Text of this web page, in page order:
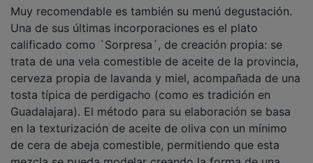
Muy recomendable es también su menú degustación.
Una de sus últimas incorporaciones es el plato
calificado como `Sorpresa´, de creación propia: se
trata de una vela comestible de aceite de la provincia,
cerveza propia de lavanda y miel, acompañada de una
tosta típica de perdigacho (como es tradición en
Guadalajara). El método para su elaboración se basa
en la texturización de aceite de oliva con un mínimo
de cera de abeja comestible, permitiendo que esta